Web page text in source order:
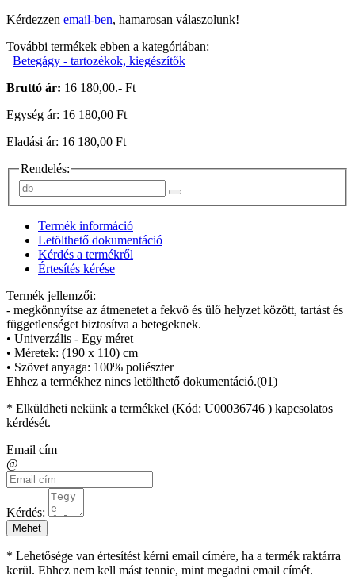
Kérdezzen email-ben, hamarosan válaszolunk!
További termékek ebben a kategóriában:
Betegágy - tartozékok, kiegészítők
Bruttó ár: 16 180,00.- Ft
Egység ár: 16 180,00 Ft
Eladási ár: 16 180,00 Ft
Rendelés:
Termék információ
Letölthető dokumentáció
Kérdés a termékről
Értesítés kérése
Termék jellemzői:
- megkönnyítse az átmenetet a fekvö és ülő helyzet között, tartást és
függetlenséget biztosítva a betegeknek.
• Univerzális - Egy méret
• Méretek: (190 x 110) cm
• Szövet anyaga: 100% poliészter
Ehhez a termékhez nincs letölthető dokumentáció.(01)
* Elküldheti nekünk a termékkel (Kód: U00036746 ) kapcsolatos
kérdését.
Email cím
@
Kérdés:
Mehet
* Lehetősége van értesítést kérni email címére, ha a termék raktárra
kerül. Ehhez nem kell mást tennie, mint megadni email címét.